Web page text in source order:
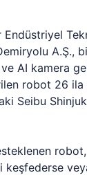
A.Ş.,
AI kamera
robot 26 ila
Seibu
keşfederse